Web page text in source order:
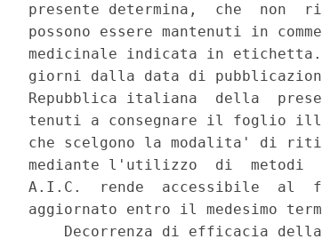
presente determina,  che  non
possono essere mantenuti in
medicinale indicata in
giorni dalla data di
Repubblica italiana  della
tenuti a consegnare il foglio
che scelgono la modalita' di
mediante l'utilizzo  di
A.I.C.  rende  accessibile  al
aggiornato entro il medesimo
Decorrenza di efficacia